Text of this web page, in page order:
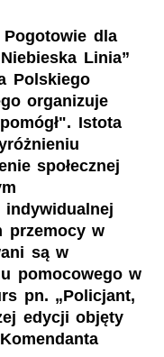
dla
Linia”
Polskiego
organizuje
Istota
społecznej
indywidualnej
przemocy w
są w
pomocowego w
pn. „Policjant,
edycji objęty